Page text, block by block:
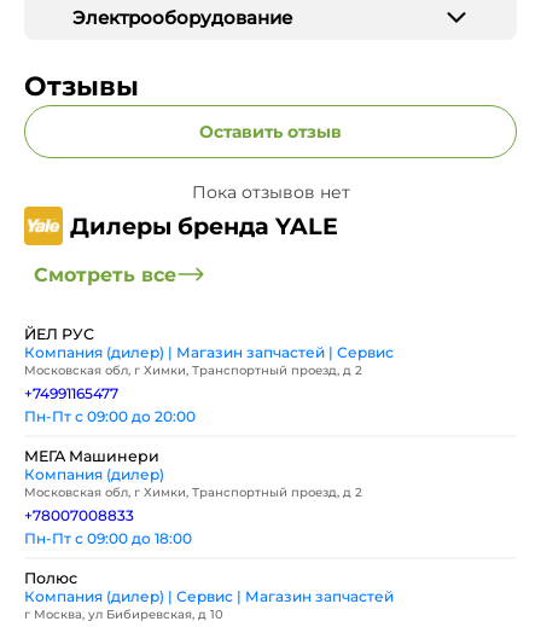
Электрооборудование
Отзывы
Оставить отзыв
Пока отзывов нет
Дилеры бренда YALE
Смотреть все
ЙЕЛ РУС
Компания (дилер) | Магазин запчастей | Сервис
Московская обл, г Химки, Транспортный проезд, д 2
+74991165477
Пн-Пт с 09:00 до 20:00
МЕГА Машинери
Компания (дилер)
Московская обл, г Химки, Транспортный проезд, д 2
+78007008833
Пн-Пт с 09:00 до 18:00
Полюс
Компания (дилер) | Сервис | Магазин запчастей
г Москва, ул Бибиревская, д 10